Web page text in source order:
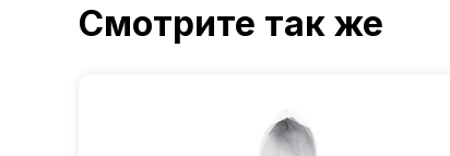
Смотрите так же